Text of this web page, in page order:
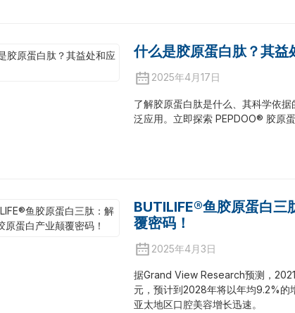
什么是胶原蛋白肽？其益
2025年4月17日
了解胶原蛋白肽是什么、其科学依
泛应用。立即探索 PEPDOO® 胶原
BUTILIFE®鱼胶原蛋白三
覆密码！
2025年4月3日
据Grand View Research预测，
元，预计到2028年将以年均9.2%的
亚太地区口腔美容增长迅速。